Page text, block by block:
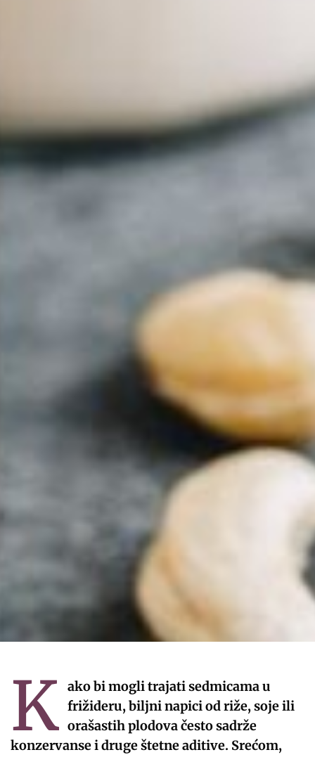
K ako bi mogli trajati sedmicama u
frižideru, biljni napici od riže, soje ili
orašastih plodova često sadrže
konzervanse i druge štetne aditive. Srećom,